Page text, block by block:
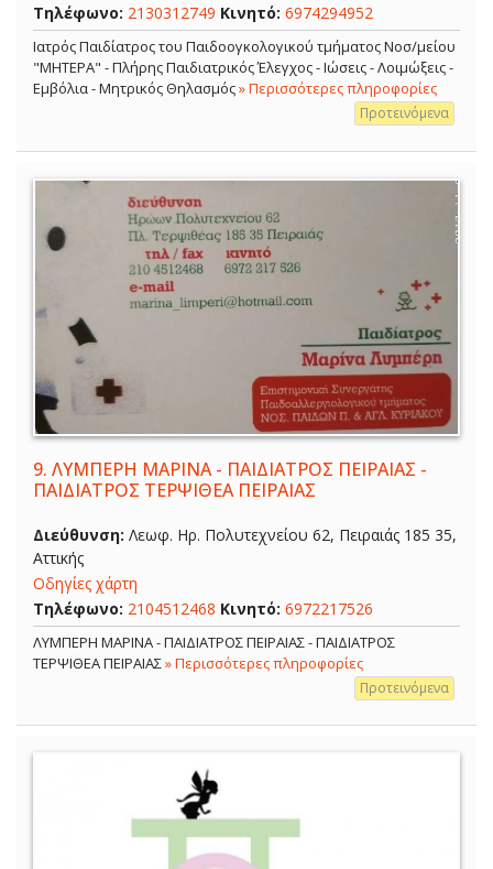
Τηλέφωνο: 2130312749 Κινητό: 6974294952
Ιατρός Παιδίατρος του Παιδοογκολογικού τμήματος Νοσ/μείου
"ΜΗΤΕΡΑ" - Πλήρης Παιδιατρικός Έλεγχος - Ιώσεις - Λοιμώξεις -
Εμβόλια - Μητρικός Θηλασμός» Περισσότερες πληροφορίες
Προτεινόμενα
9. ΛΥΜΠΕΡΗ ΜΑΡΙΝΑ - ΠΑΙΔΙΑΤΡΟΣ ΠΕΙΡΑΙΑΣ -
ΠΑΙΔΙΑΤΡΟΣ ΤΕΡΨΙΘΕΑ ΠΕΙΡΑΙΑΣ
Διεύθυνση: Λεωφ. Ηρ. Πολυτεχνείου 62, Πειραιάς 185 35,
Αττικής
Οδηγίες χάρτη
Τηλέφωνο: 2104512468 Κινητό: 6972217526
ΛΥΜΠΕΡΗ ΜΑΡΙΝΑ - ΠΑΙΔΙΑΤΡΟΣ ΠΕΙΡΑΙΑΣ - ΠΑΙΔΙΑΤΡΟΣ
ΤΕΡΨΙΘΕΑ ΠΕΙΡΑΙΑΣ» Περισσότερες πληροφορίες
Προτεινόμενα